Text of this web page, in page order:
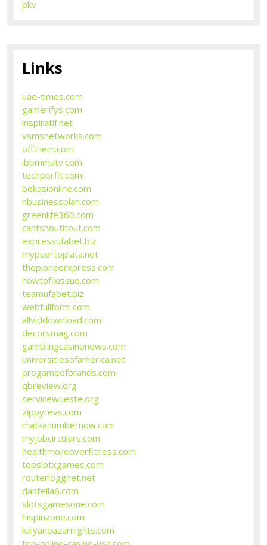
pkv
Links
uae-times.com
gamerifys.com
inspiratif.net
vsmsnetworks.com
offthem.com
ibommatv.com
techporfit.com
bekasionline.com
nbusinessplan.com
greenlife360.com
cantshoutitout.com
expressufabet.biz
mypuertoplata.net
thepioneerxpress.com
howtofixissue.com
teamufabet.biz
webfullform.com
allviddownload.com
decorsmag.com
gamblingcasinonews.com
universitiesofamerica.net
progameofbrands.com
qbreview.org
servicewueste.org
zippyrevs.com
matkanumbernow.com
myjobcirculars.com
healthmoreoverfitness.com
topslotxgames.com
routerloggnet.net
dantella6.com
slotsgamesone.com
hispinzone.com
kalyanbazarnights.com